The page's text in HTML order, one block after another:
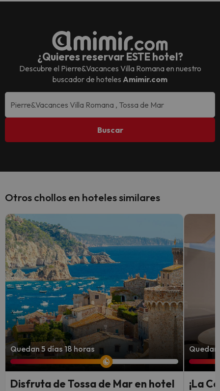
¿Quieres reservar ESTE hotel?
Descubre el Pierre&Vacances Villa Romanaen nuestro
buscador de hoteles Amimir.com
Buscar
Otros chollos en hoteles similares
Quedan 5 días 18 horas
Disfruta de Tossa de Mar en hotel
¡La